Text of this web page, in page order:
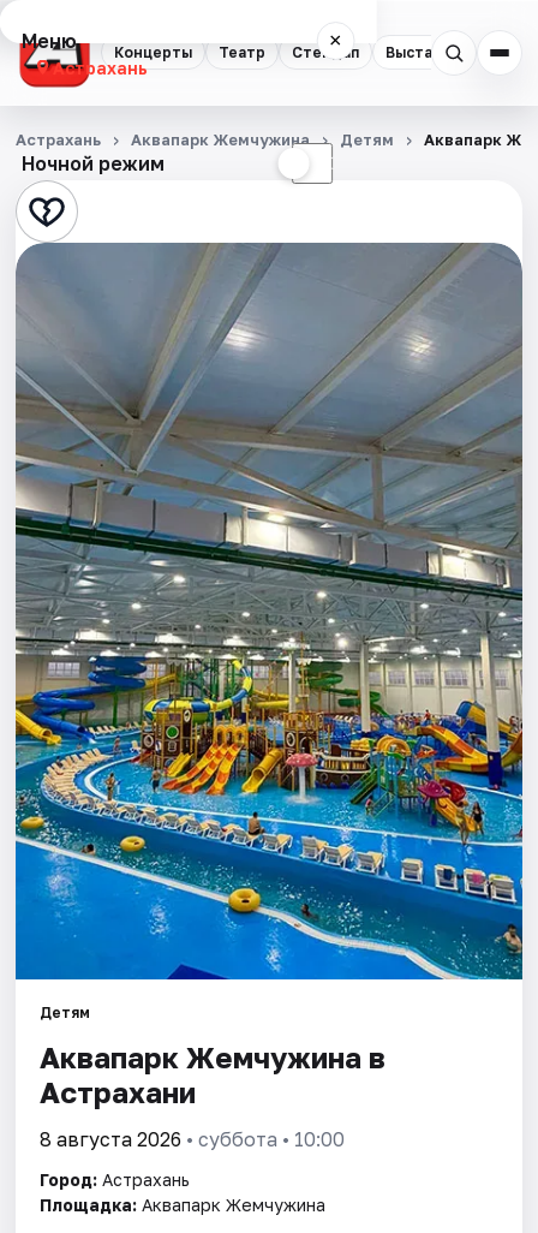
Концерты Театр Стендап Выставки
Меню ×
Астрахань
Концерты
Театр
Стендап
Экскурсии
Спорт
События
Города
Площадки
Артисты
Рейтинги
Ночной режим ☾
Астрахань Аквапарк Жемчужина Детям Аквапарк
Детям
Аквапарк Жемчужина в
Астрахани
8 августа 2026 • суббота • 10:00
Город: Астрахань
Площадка: Аквапарк Жемчужина